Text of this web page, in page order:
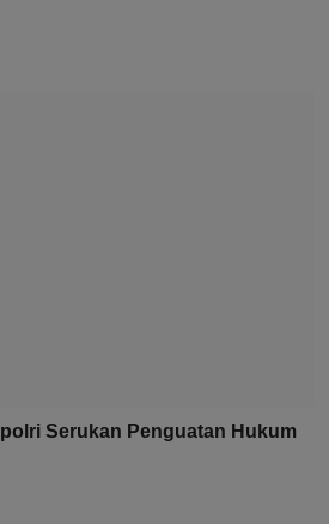
Serukan Penguatan Hukum